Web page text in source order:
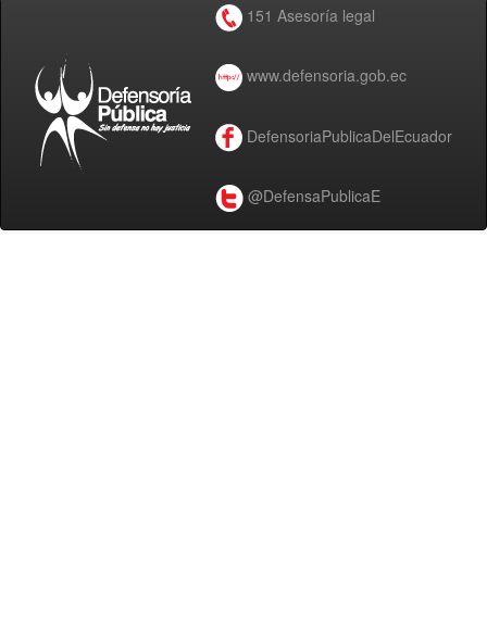
151 Asesoría legal
www.defensoria.gob.ec
DefensoriaPublicaDelEcuador
@DefensaPublicaE